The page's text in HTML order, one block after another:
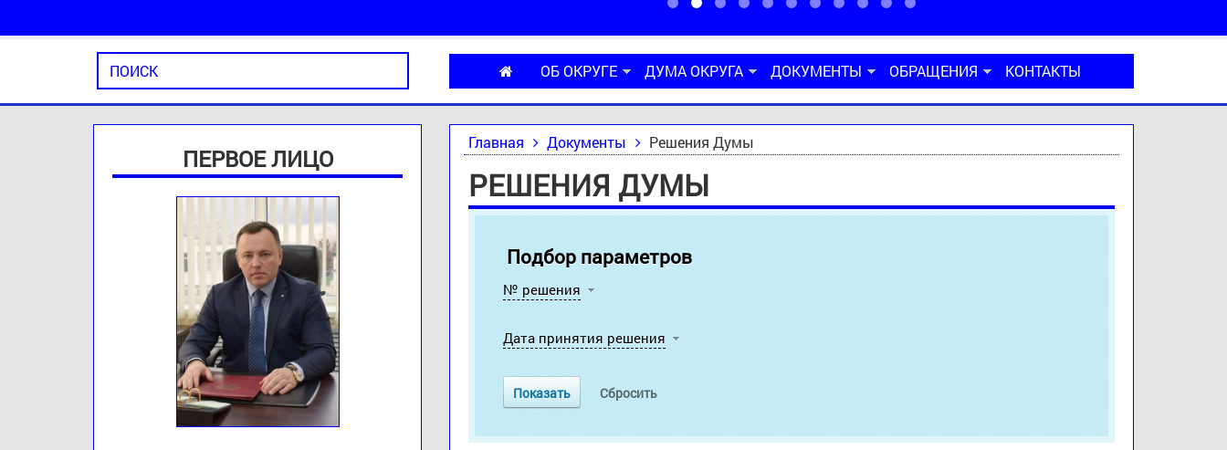
ОБ ОКРУГЕ ДУМА ОКРУГА ДОКУМЕНТЫ ОБРАЩЕНИЯ КОНТАКТЫ
ПЕРВОЕ ЛИЦО
Главная Документы Решения Думы
РЕШЕНИЯ ДУМЫ
Подбор параметров
№ решения
Дата принятия решения